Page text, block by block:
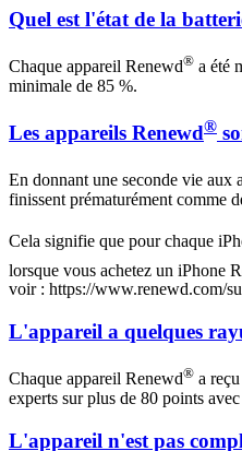
Quel est l'état de la
Chaque appareil Renewd® a été
minimale de 85 %.
Les appareils Renewd®
En donnant une seconde vie aux
finissent prématurément comme
Cela signifie que pour chaque
lorsque vous achetez un iPhone
voir : https://www.renewd.com/
L'appareil a quelques
Chaque appareil Renewd® a
experts sur plus de 80 points
L'appareil n'est pas